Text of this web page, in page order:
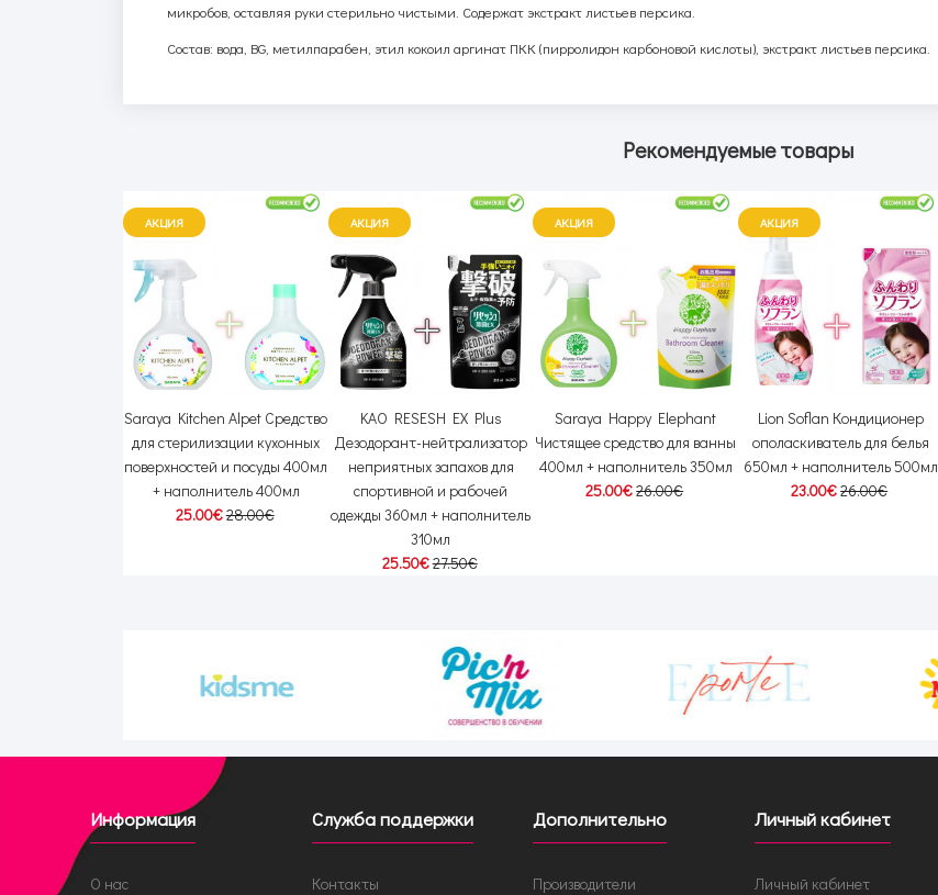
микробов, оставляя руки стерильно чистыми. Содержат экстракт листьев персика.
Состав: вода, BG , метилпарабен, этил кокоил аргинат ПКК (пирролидон карбоновой кислоты), экстракт листьев персика.
Рекомендуемые товары
АКЦИЯ
Saraya Kitchen Alpet Средство
для стерилизации кухонных
поверхностей и посуды 400мл
+ наполнитель 400мл
25.00€28.00€
АКЦИЯ
KAO RESESH EX Plus
Дезодорант-нейтрализатор
неприятных запахов для
спортивной и рабочей
одежды 360мл + наполнитель
310мл
25.50€27.50€
АКЦИЯ
Saraya Happy Elephant
Чистящее средство для ванны
400мл + наполнитель 350мл
25.00€26.00€
АКЦИЯ
Lion Soflan Кондиционер
ополаскиватель для белья
650мл + наполнитель 500мл
23.00€26.00€
Информация
О нас
Служба поддержки
Контакты
Дополнительно
Производители
Личный кабинет
Личный кабинет